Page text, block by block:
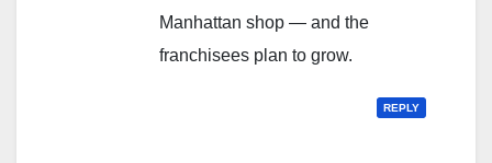
Manhattan shop — and the
franchisees plan to grow.
REPLY